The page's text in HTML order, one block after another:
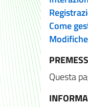
Come
Questa